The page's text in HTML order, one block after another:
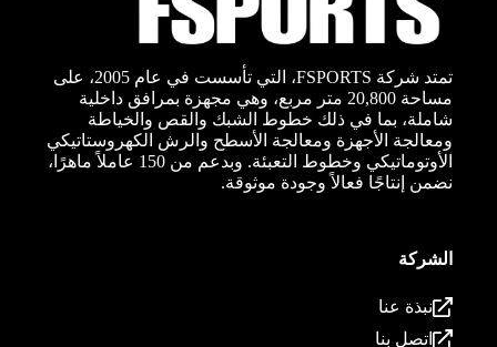
تمتد شركة FSPORTS، التي تأسست في عام 2005، على
مساحة 20,800 متر مربع، وهي مجهزة بمرافق داخلية
شاملة، بما في ذلك خطوط الشبك والقص والخياطة
ومعالجة الأجهزة ومعالجة الأسطح والرش الكهروستاتيكي
الأوتوماتيكي وخطوط التعبئة. وبدعم من 150 عاملاً ماهرًا،
نضمن إنتاجًا فعالاً وجودة موثوقة.
الشركة
نبذة عنا
اتصل بنا